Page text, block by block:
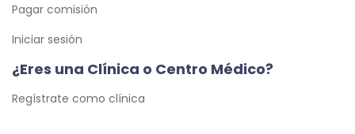
Pagar comisión
Iniciar sesión
¿Eres una Clínica o Centro Médico?
Regístrate como clínica